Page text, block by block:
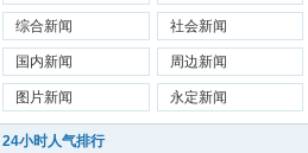
综合新闻 社会新闻
国内新闻 周边新闻
图片新闻 永定新闻
24小时人气排行